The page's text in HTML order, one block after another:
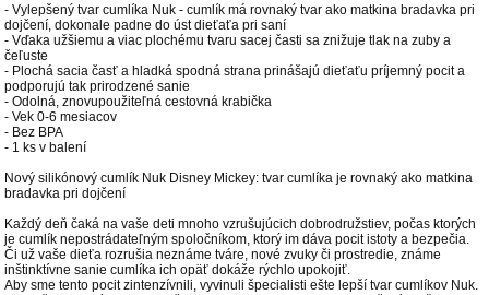
- Vylepšený tvar cumlíka Nuk - cumlík má rovnaký tvar ako matkina bradavka pri
dojčení, dokonale padne do úst dieťaťa pri saní
- Vďaka užšiemu a viac plochému tvaru sacej časti sa znižuje tlak na zuby a
čeľuste
- Plochá sacia časť a hladká spodná strana prinášajú dieťaťu príjemný pocit a
podporujú tak prirodzené sanie
- Odolná, znovupoužiteľná cestovná krabička
- Vek 0-6 mesiacov
- Bez BPA
- 1 ks v balení
Nový silikónový cumlík Nuk Disney Mickey: tvar cumlíka je rovnaký ako matkina
bradavka pri dojčení
Každý deň čaká na vaše deti mnoho vzrušujúcich dobrodružstiev, počas ktorých
je cumlík nepostrádateľným spoločníkom, ktorý im dáva pocit istoty a bezpečia.
Či už vaše dieťa rozrušia neznáme tváre, nové zvuky či prostredie, známe
inštinktívne sanie cumlíka ich opäť dokáže rýchlo upokojiť.
Aby sme tento pocit zintenzívnili, vyvinuli špecialisti ešte lepší tvar cumlíkov Nuk.